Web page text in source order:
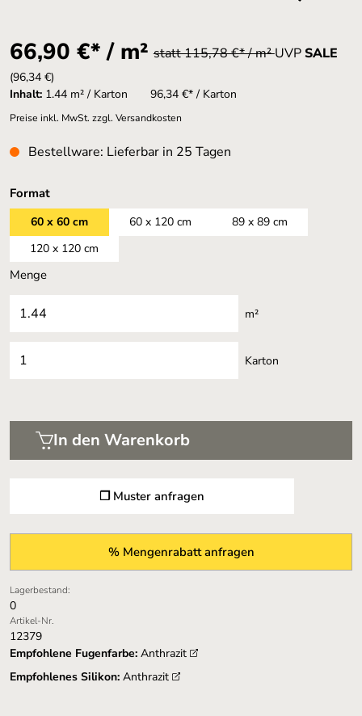
66,90 €* / m² statt 115,78 €* / m²UVPSALE
(96,34 €)
Inhalt: 1.44 m² / Karton 96,34 €* / Karton
Preise inkl. MwSt. zzgl. Versandkosten
Bestellware: Lieferbar in 25 Tagen
Formatauswählen
60 x 60 cm 60 x 120 cm
89 x 89 cm
120 x 120 cm
❐ Muster anfragen
Menge
m²
Karton
In den Warenkorb
% Mengenrabatt anfragen
Lagerbestand:
0
Artikel-Nr.
12379
Empfohlene Fugenfarbe: Anthrazit
Empfohlenes Silikon: Anthrazit